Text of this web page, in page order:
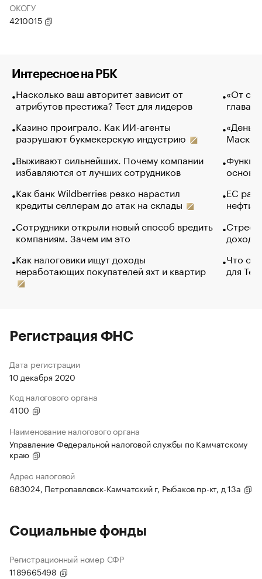
ОКОГУ
4210015
Интересное на РБК
Насколько ваш авторитет зависит от
атрибутов престижа? Тест для лидеров
Казино проиграло. Как ИИ-агенты
разрушают букмекерскую индустрию
Выживают сильнейших. Почему компании
избавляются от лучших сотрудников
Как банк Wildberries резко нарастил
кредиты селлерам до атак на склады
Сотрудники открыли новый способ вредить
компаниям. Зачем им это
Как налоговики ищут доходы
неработающих покупателей яхт и квартир
«От
глава
Маск в
основ
ЕС
нефти
Что
для
Регистрация ФНС
Дата регистрации
10 декабря 2020
Код налогового органа
4100
Наименование налогового органа
Управление Федеральной налоговой службы по Камчатскому
краю
Адрес налоговой
683024, Петропавловск-Камчатский г, Рыбаков пр-кт, д 13а
Социальные фонды
Регистрационный номер СФР
1189665498